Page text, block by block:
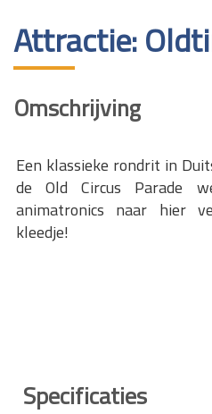
Attractie:
Omschrijving
Een klassieke rondrit in
de Old Circus Parade
animatronics naar hier
kleedje!
Specificaties